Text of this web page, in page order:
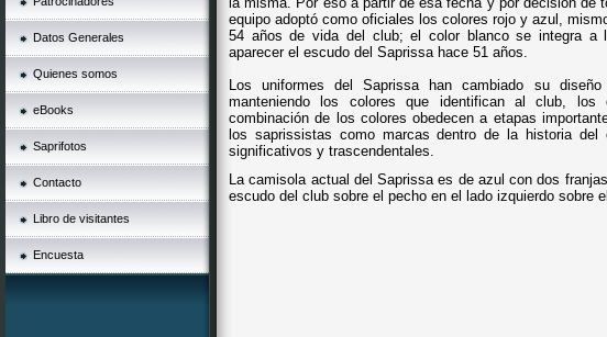
Datos Generales
Quienes somos
eBooks
Saprifotos
Contacto
Libro de visitantes
Encuesta
equipo adoptó como oficiales los colores rojo y azul,
54 años de vida del club; el color blanco se integra a
aparecer el escudo del Saprissa hace 51 años.
Los uniformes del Saprissa han cambiado su
manteniendo los colores que identifican al club,
combinación de los colores obedecen a etapas
los saprissistas como marcas dentro de la historia
significativos y trascendentales.
La camisola actual del Saprissa es de azul con dos
escudo del club sobre el pecho en el lado izquierdo sobre